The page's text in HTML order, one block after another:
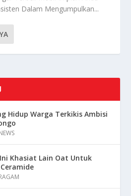
Dalam Mengumpulkan...
Hidup Warga Terkikis Ambisi
Khasiat Lain Oat Untuk